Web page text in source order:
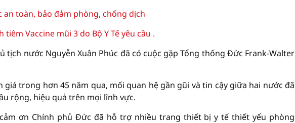
toàn, bảo đảm phòng, chống dịch
Vaccine mũi 3 do Bộ Y Tế yêu cầu .
tịch nước Nguyễn Xuân Phúc đã có cuộc gặp Tổng thống Đức Frank-Walter
giá trong hơn 45 năm qua, mối quan hệ gần gũi và tin cậy giữa hai nước đã
rộng, hiệu quả trên mọi lĩnh vực.
ơn Chính phủ Đức đã hỗ trợ nhiều trang thiết bị y tế thiết yếu phòng